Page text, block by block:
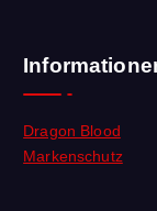
Dragon Blood
Markenschutz